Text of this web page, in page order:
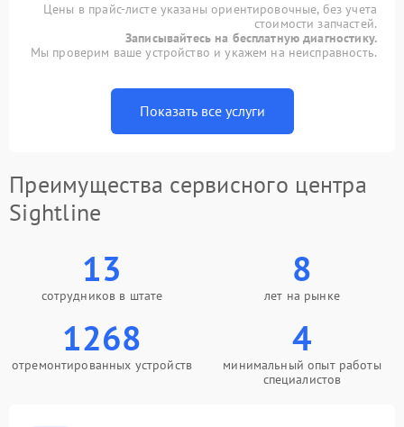
Цены в прайс-листе указаны ориентировочные, без учета
стоимости запчастей.
Записывайтесь на бесплатную диагностику.
Мы проверим ваше устройство и укажем на неисправность.
Показать все услуги
Преимущества сервисного центра
Sightline
13
сотрудников в штате
8
лет на рынке
1268
отремонтированных устройств
4
минимальный опыт работы
специалистов